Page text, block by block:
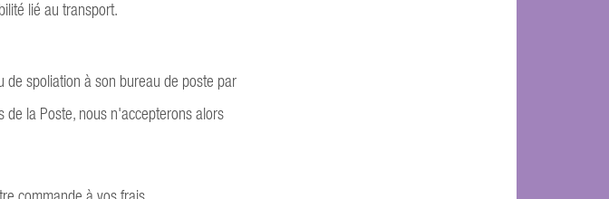
lié au transport.
de spoliation à son bureau de poste par
la Poste, nous n'accepterons alors